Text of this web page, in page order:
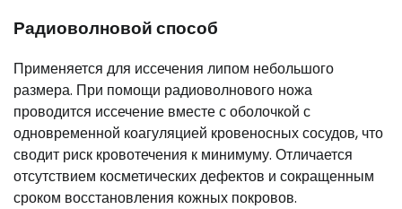
Радиоволновой способ
Применяется для иссечения липом небольшого
размера. При помощи радиоволнового ножа
проводится иссечение вместе с оболочкой с
одновременной коагуляцией кровеносных сосудов, что
сводит риск кровотечения к минимуму. Отличается
отсутствием косметических дефектов и сокращенным
сроком восстановления кожных покровов.